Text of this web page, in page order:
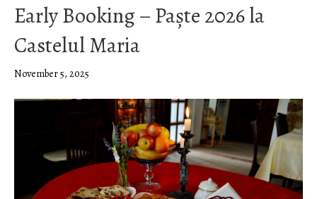
Early Booking – Paște 2026 la
Castelul Maria
November 5, 2025